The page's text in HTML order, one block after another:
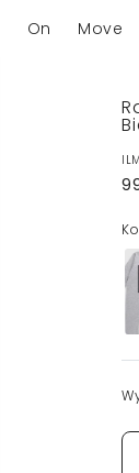
On Move